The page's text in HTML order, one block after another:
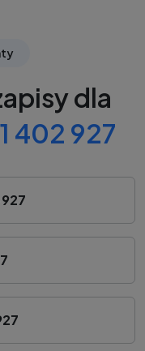
dla
402 927